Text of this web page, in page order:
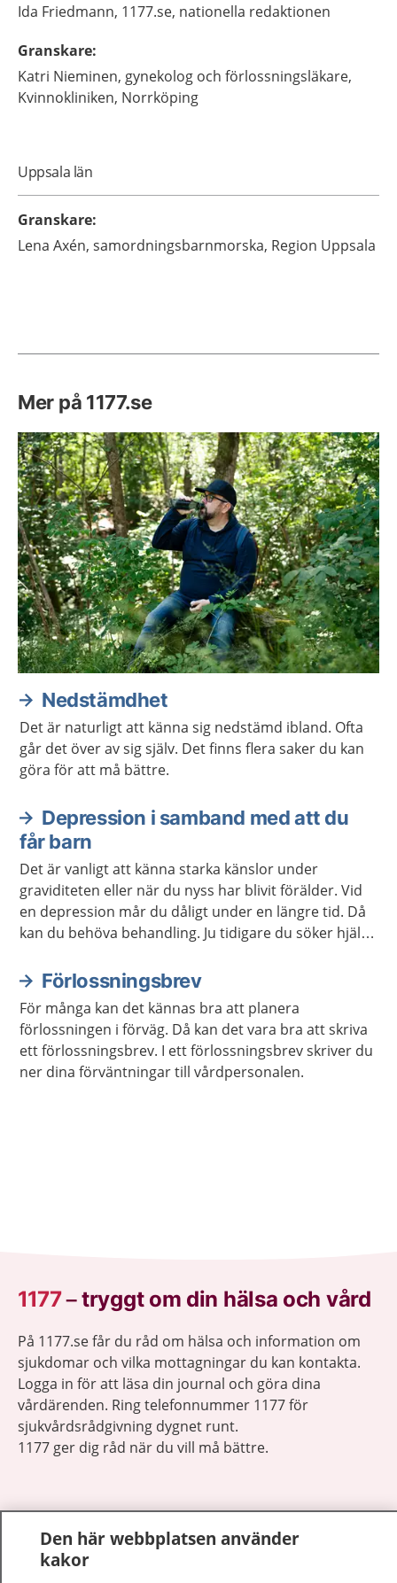
Ida Friedmann, 1177.se, nationella redaktionen
Granskare:
Katri Nieminen, gynekolog och förlossningsläkare,
Kvinnokliniken, Norrköping
Uppsala län
Granskare:
Lena Axén, samordningsbarnmorska, Region Uppsala
Mer på 1177.se
Nedstämdhet
Det är naturligt att känna sig nedstämd ibland. Ofta
går det över av sig själv. Det finns flera saker du kan
göra för att må bättre.
Depression i samband med att du
får barn
Det är vanligt att känna starka känslor under
graviditeten eller när du nyss har blivit förälder. Vid
en depression mår du dåligt under en längre tid. Då
kan du behöva behandling. Ju tidigare du söker hjälp,
Förlossningsbrev
För många kan det kännas bra att planera
förlossningen i förväg. Då kan det vara bra att skriva
ett förlossningsbrev. I ett förlossningsbrev skriver du
ner dina förväntningar till vårdpersonalen.
1177–tryggt om din hälsa och vård
På 1177.se får du råd om hälsa och information om
sjukdomar och vilka mottagningar du kan kontakta.
Logga in för att läsa din journal och göra dina
vårdärenden. Ring telefonnummer 1177 för
sjukvårdsrådgivning dygnet runt.
1177 ger dig råd när du vill må bättre.
1177 på flera språk
Den här webbplatsen använder
kakor